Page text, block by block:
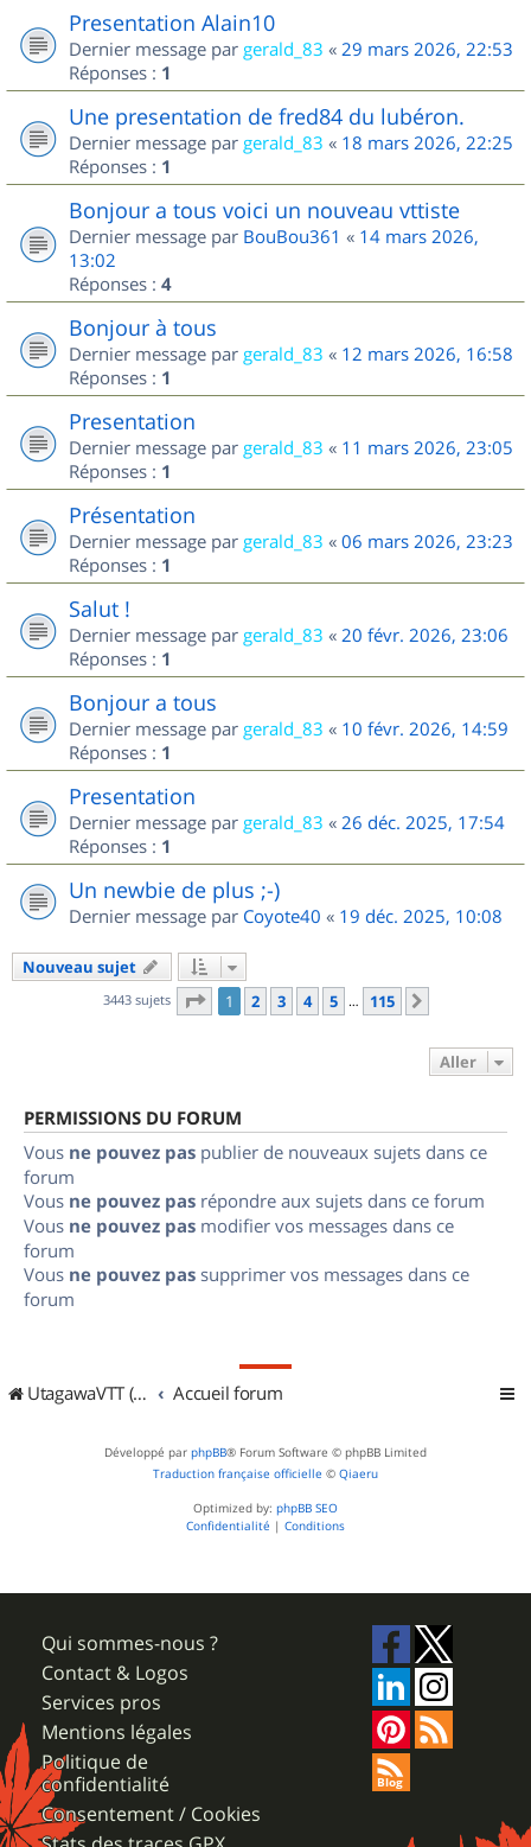
Presentation Alain10
Dernier message par gerald_83 « 29 mars 2026, 22:53
Réponses : 1
Une presentation de fred84 du lubéron.
Dernier message par gerald_83 « 18 mars 2026, 22:25
Réponses : 1
Bonjour a tous voici un nouveau vttiste
Dernier message par BouBou361 « 14 mars 2026,
13:02
Réponses : 4
Bonjour à tous
Dernier message par gerald_83 « 12 mars 2026, 16:58
Réponses : 1
Presentation
Dernier message par gerald_83 « 11 mars 2026, 23:05
Réponses : 1
Présentation
Dernier message par gerald_83 « 06 mars 2026, 23:23
Réponses : 1
Salut !
Dernier message par gerald_83 « 20 févr. 2026, 23:06
Réponses : 1
Bonjour a tous
Dernier message par gerald_83 « 10 févr. 2026, 14:59
Réponses : 1
Presentation
Dernier message par gerald_83 « 26 déc. 2025, 17:54
Réponses : 1
Un newbie de plus ;-)
Dernier message par Coyote40 « 19 déc. 2025, 10:08
Nouveau sujet
3443 sujets Page 1sur 115
1 2 3 4 5 … 115
Aller
PERMISSIONS DU FORUM
Vous ne pouvez pas publier de nouveaux sujets dans ce
forum
Vous ne pouvez pas répondre aux sujets dans ce forum
Vous ne pouvez pas modifier vos messages dans ce
forum
Vous ne pouvez pas supprimer vos messages dans ce
forum
UtagawaVTT (Randos VTT et VTTAE avec traces GPS) Accueil forum
Développé par phpBB® Forum Software © phpBB Limited
Traduction française officielle © Qiaeru
Optimized by: phpBB SEO
Confidentialité | Conditions
Qui sommes-nous ?
Contact & Logos
Services pros
Mentions légales
Politique de
confidentialité
Consentement / Cookies